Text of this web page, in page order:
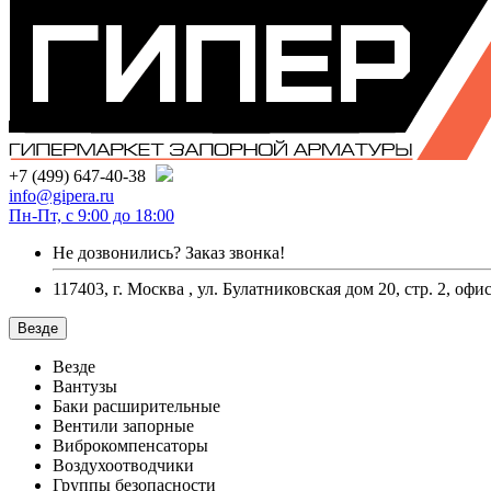
+7 (499) 647-40-38
info@gipera.ru
Пн-Пт, с 9:00 до 18:00
Не дозвонились? Заказ звонка!
117403, г. Москва , ул. Булатниковская дом 20, стр. 2,
Везде
Везде
Вантузы
Баки расширительные
Вентили запорные
Виброкомпенсаторы
Воздухоотводчики
Группы безопасности